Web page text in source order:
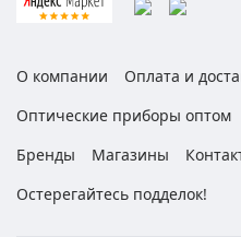
О компании
Оплата и
Оптические приборы оптом
Бренды
Магазины
Остерегайтесь подделок!